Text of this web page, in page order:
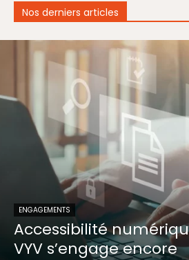
Nos derniers articles
ENGAGEMENTS
Accessibilité
VYV s’engage encore